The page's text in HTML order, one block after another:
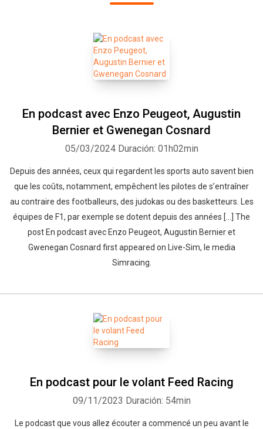
En podcast avec Enzo Peugeot, Augustin
Bernier et Gwenegan Cosnard
05/03/2024 Duración: 01h02min
Depuis des années, ceux qui regardent les sports auto savent bien
que les coûts, notamment, empêchent les pilotes de s’entraîner
au contraire des footballeurs, des judokas ou des basketteurs. Les
équipes de F1, par exemple se dotent depuis des années […] The
post En podcast avec Enzo Peugeot, Augustin Bernier et
Gwenegan Cosnard first appeared on Live-Sim, le media
Simracing.
En podcast pour le volant Feed Racing
09/11/2023 Duración: 54min
Le podcast que vous allez écouter a commencé un peu avant le